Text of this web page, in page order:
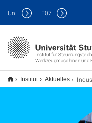
Institut für
Werkzeugmaschinen und
Uni F07
Institut Aktuelles